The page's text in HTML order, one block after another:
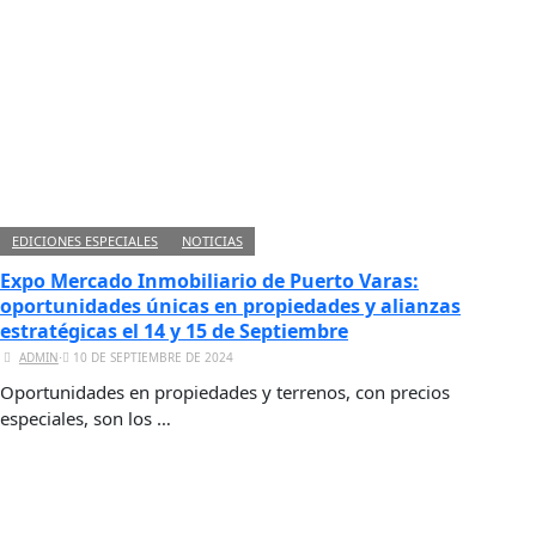
EDICIONES ESPECIALES NOTICIAS
Expo Mercado Inmobiliario de Puerto Varas:
oportunidades únicas en propiedades y alianzas
estratégicas el 14 y 15 de Septiembre
ADMIN⋅ 10 DE SEPTIEMBRE DE 2024
Oportunidades en propiedades y terrenos, con precios
especiales, son los …